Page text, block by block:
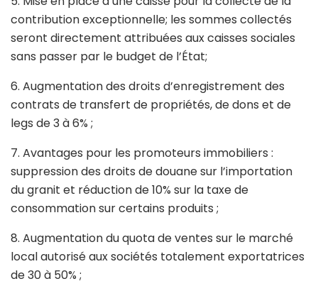
contribution exceptionnelle; les sommes collectés
seront directement attribuées aux caisses sociales
sans passer par le budget de l’État;
6. Augmentation des droits d’enregistrement des
contrats de transfert de propriétés, de dons et de
legs de 3 à 6% ;
7. Avantages pour les promoteurs immobiliers :
suppression des droits de douane sur l’importation
du granit et réduction de 10% sur la taxe de
consommation sur certains produits ;
8. Augmentation du quota de ventes sur le marché
local autorisé aux sociétés totalement exportatrices
de 30 à 50% ;